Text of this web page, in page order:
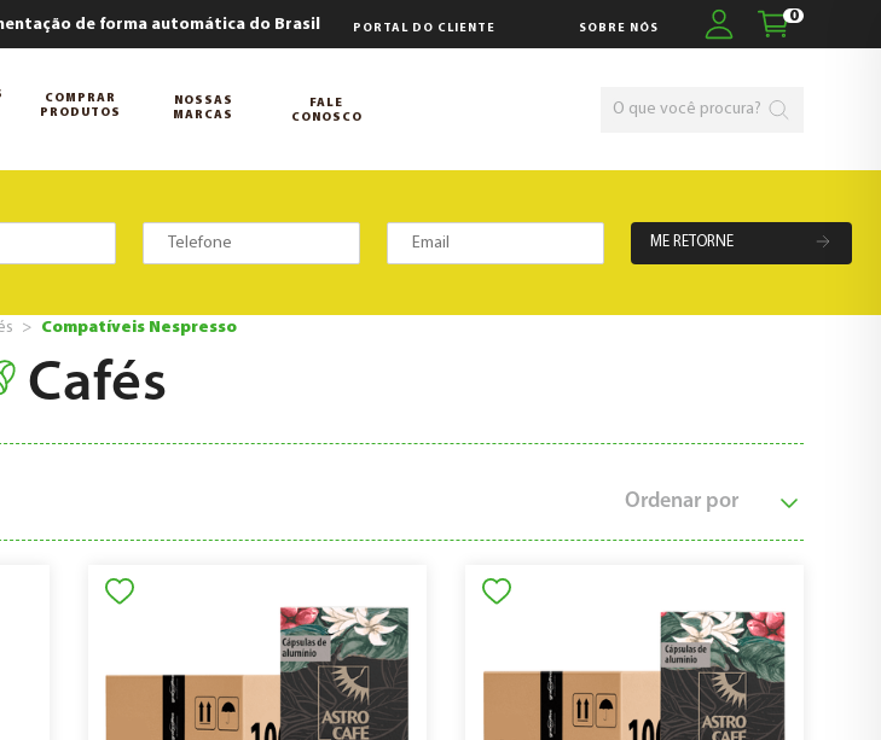
de forma automática do Brasil
COMPRAR
PRODUTOS
NOSSAS
MARCAS
FALE
CONOSCO
PORTAL DO CLIENTE SOBRE NÓS
0
ME RETORNE
Compatíveis Nespresso
Cafés